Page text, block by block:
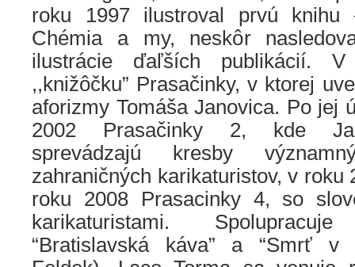
roku 1997 ilustroval prvú knihu
Chémia a my, neskôr
ilustrácie ďaľších publikácií.
,,knižôčku” Prasačinky, v ktorej
aforizmy Tomáša Janovica. Po jej
2002 Prasačinky 2, kde
sprevádzajú kresby
zahraničných karikaturistov, v roku
roku 2008 Prasacinky 4, so
karikaturistami.
“Bratislavská káva” a “Smrť v